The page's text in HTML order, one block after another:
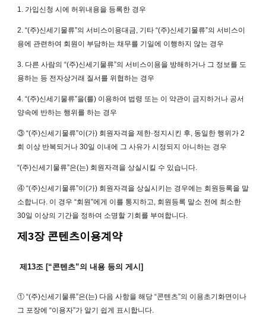
1. 가입신청 시에 허위내용을 등록한 경우
2. “(주)신세기물류”의 서비스이용대금, 기타 “(주)신세기물류”의 서비스이
용에 관련하여 회원이 부담하는 채무를 기일에 이행하지 않는 경우
3. 다른 사람의 “(주)신세기물류”의 서비스이용을 방해하거나 그 정보를 도
용하는 등 전자상거래 질서를 위협하는 경우
4. “(주)신세기물류”을(를) 이용하여 법령 또는 이 약관이 금지하거나 공서
양속에 반하는 행위를 하는 경우
③ “(주)신세기물류”이(가) 회원자격을 제한·정지시킨 후, 동일한 행위가 2
회 이상 반복되거나 30일 이내에 그 사유가 시정되지 아니하는 경우
“(주)신세기물류”은(는) 회원자격을 상실시킬 수 있습니다.
④ “(주)신세기물류”이(가) 회원자격을 상실시키는 경우에는 회원등록을 말
소합니다. 이 경우 “회원”에게 이를 통지하고, 회원등록 말소 전에 최소한
30일 이상의 기간을 정하여 소명할 기회를 부여합니다.
제3장 콘텐츠이용계약
제13조 [“콘텐츠”의 내용 등의 게시]
① “(주)신세기물류”은(는) 다음 사항을 해당 “콘텐츠”의 이용초기화면이나
그 포장에 “이용자”가 알기 쉽게 표시합니다.